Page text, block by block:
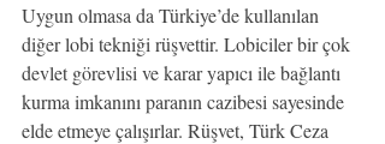
Uygun olmasa da Türkiye’de kullanılan
diğer lobi tekniği rüşvettir. Lobiciler bir çok
devlet görevlisi ve karar yapıcı ile bağlantı
kurma imkanını paranın cazibesi sayesinde
elde etmeye çalışırlar. Rüşvet, Türk Ceza